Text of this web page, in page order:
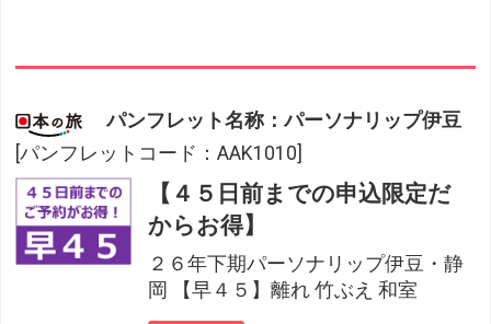
パンフレット名称：パーソナリップ伊豆
[パンフレットコード：AAK1010]
【４５日前までの申込限定だ
からお得】
２６年下期パーソナリップ伊豆・静
岡 【早４５】離れ 竹ぶえ 和室